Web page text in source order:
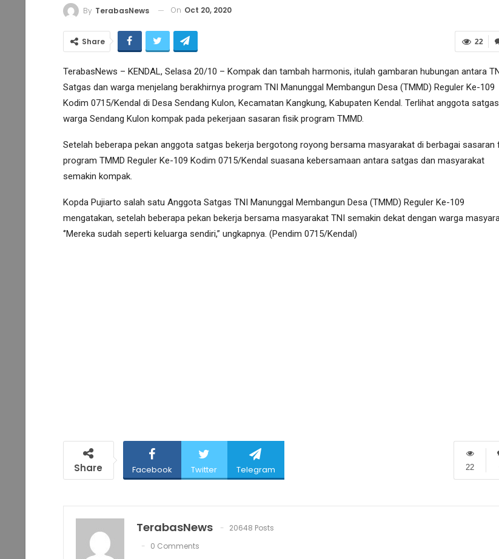
By TerabasNews On Oct 20, 2020
22
Share
TerabasNews – KENDAL, Selasa 20/10 – Kompak dan tambah harmonis, itulah gambaran hubungan antara
Satgas dan warga menjelang berakhirnya program TNI Manunggal Membangun Desa (TMMD) Reguler Ke-109
Kodim 0715/Kendal di Desa Sendang Kulon, Kecamatan Kangkung, Kabupaten Kendal. Terlihat anggota
warga Sendang Kulon kompak pada pekerjaan sasaran fisik program TMMD.
Setelah beberapa pekan anggota satgas bekerja bergotong royong bersama masyarakat di berbagai sasaran
program TMMD Reguler Ke-109 Kodim 0715/Kendal suasana kebersamaan antara satgas dan masyarakat
semakin kompak.
Kopda Pujiarto salah satu Anggota Satgas TNI Manunggal Membangun Desa (TMMD) Reguler Ke-109
mengatakan, setelah beberapa pekan bekerja bersama masyarakat TNI semakin dekat dengan warga
‘’Mereka sudah seperti keluarga sendiri,” ungkapnya. (Pendim 0715/Kendal)
22
Share Facebook Twitter Telegram
TerabasNews
20648 Posts
0 Comments